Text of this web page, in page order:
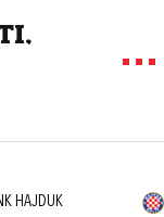
HAJDUK